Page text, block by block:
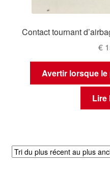
Contact tournant
€
Avertir lorsque
Lire